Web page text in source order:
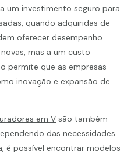
um investimento seguro para
quando adquiridas de
oferecer desempenho
mas a um custo
permite que as empresas
inovação e expansão de
em V são também
das necessidades
é possível encontrar modelos